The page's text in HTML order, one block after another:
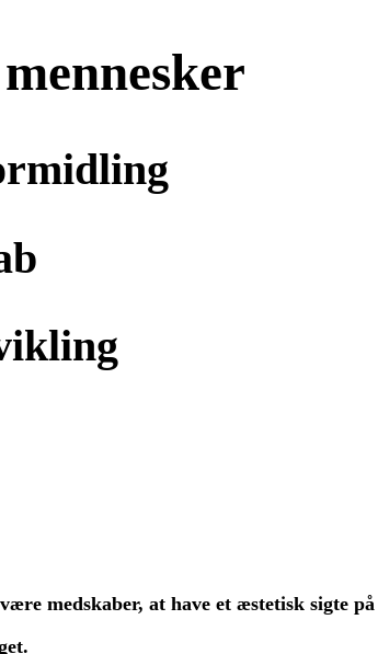
medskaber, at have et æstetisk sigte